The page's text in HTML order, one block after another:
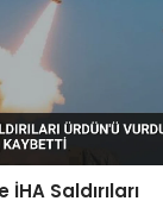
İHA Saldırıları